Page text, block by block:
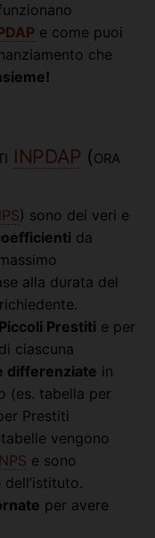
e come puoi
che
INPDAP (ora
) sono dei veri e
da
alla durata del
Piccoli Prestiti e per
ciascuna
differenziate in
(es. tabella per
Prestiti
vengono
e sono
per avere